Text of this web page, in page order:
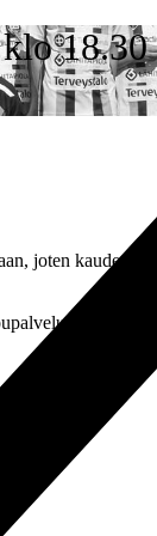
18.30
joten